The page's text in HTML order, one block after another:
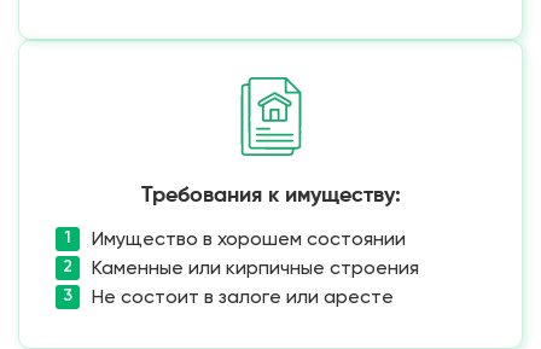
Требования к имуществу:
Имущество в хорошем состоянии
Каменные или кирпичные строения
Не состоит в залоге или аресте